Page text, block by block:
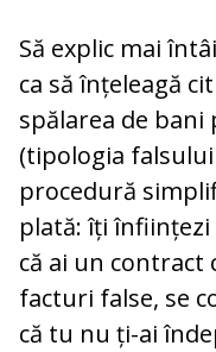
Să explic mai
ca să înțeleagă
spălarea de
(tipologia falsului
procedură
plată: îți
că ai un contract
facturi false, se
că tu nu ți-ai